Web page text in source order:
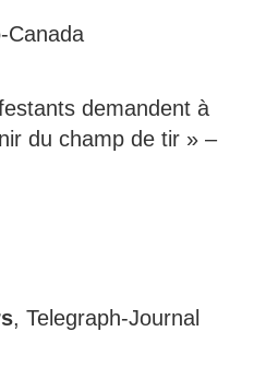
Canada
demandent à
du champ de tir » –
, Telegraph-Journal